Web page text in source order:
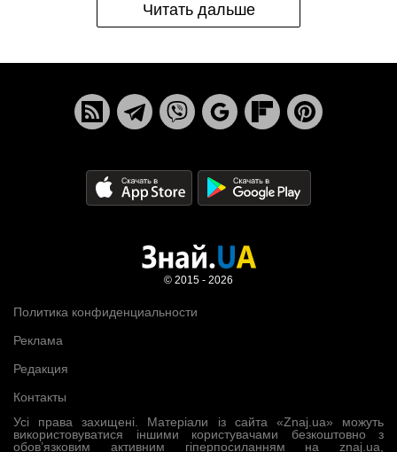
Читать дальше
Усі права захищені. Матеріали із сайта «Znaj.ua» можуть
використовуватися іншими користувачами безкоштовно з
обов’язковим активним гіперпосиланням на znaj.ua,
Политика конфиденциальности
Реклама
Редакция
Контакты
© 2015 - 2026